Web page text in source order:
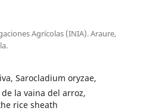
Agrícolas (INIA). Araure,
Sarocladium oryzae,
la vaina del arroz,
rice sheath